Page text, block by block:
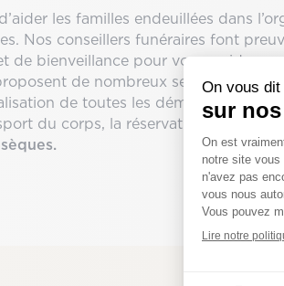
les familles endeuillées dans
Nos conseillers funéraires font
de bienveillance pour vous guider au
de nombreux services dès la
de toutes les démarches
du corps, la réservation d’un